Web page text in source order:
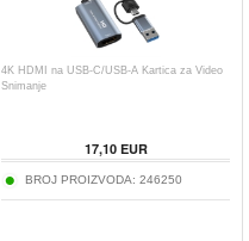
4K HDMI na USB-C/USB-A Kartica za Video
Snimanje
17,10EUR
BROJ PROIZVODA: 246250